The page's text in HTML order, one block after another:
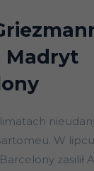
Madryt
W lipcu
zasilił